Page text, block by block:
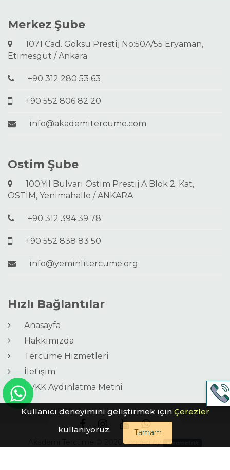
Merkez Şube
1071 Cad. Göksu Prestij No:50A/55 Eryaman,
Etimesgut / Ankara
+90 312 280 53 63
+90 552 806 82 20
info@akademitercume.com
Ostim Şube
100.Yıl Bulvarı Ostim Prestij A Blok 2. Kat,
OSTİM, Yenimahalle / ANKARA
+90 312 394 39 78
+90 552 838 83 50
info@yeminlitercume.org
Hızlı Bağlantılar
Anasayfa
Hakkımızda
Tercüme Hizmetleri
İletişim
KVKK Aydınlatma Metni
Akademi Tercüme © 2026 |coded by ideametrik
Kullanıcı deneyimini geliştirmek için Çerezler
kullanıyoruz.
Tamam